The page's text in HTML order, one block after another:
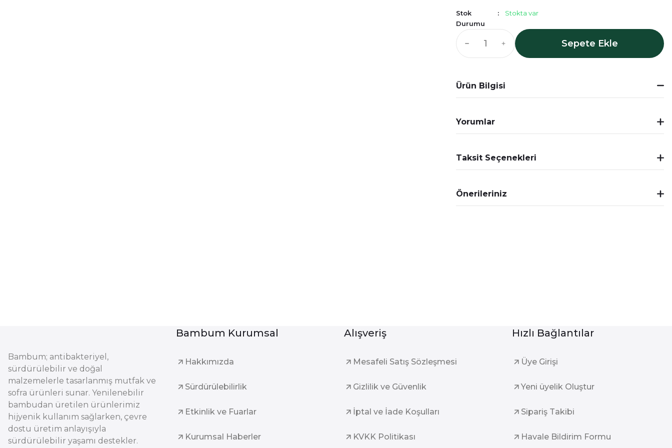
Stok
Durumu
Stokta var
Sepete Ekle
Ürün Bilgisi
Yorumlar
Taksit Seçenekleri
Önerileriniz
Bambum; antibakteriyel,
sürdürülebilir ve doğal
malzemelerle tasarlanmış mutfak ve
sofra ürünleri sunar. Yenilenebilir
bambudan üretilen ürünlerimiz
hijyenik kullanım sağlarken, çevre
dostu üretim anlayışıyla
sürdürülebilir yaşamı destekler.
Bambum Kurumsal
Hakkımızda
Sürdürülebilirlik
Etkinlik ve Fuarlar
Kurumsal Haberler
Alışveriş
Mesafeli Satış Sözleşmesi
Gizlilik ve Güvenlik
İptal ve İade Koşulları
KVKK Politikası
Hızlı Bağlantılar
Üye Girişi
Yeni üyelik Oluştur
Sipariş Takibi
Havale Bildirim Formu